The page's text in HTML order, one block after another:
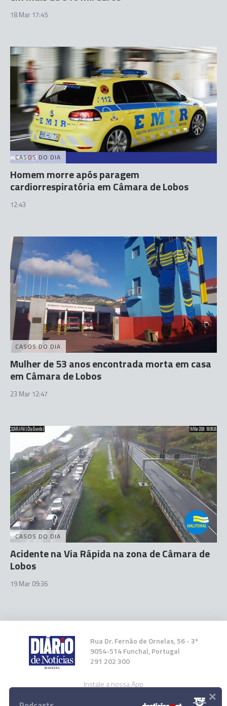
18 Mar 17:45
CASOS DO DIA
Homem morre após paragem
cardiorrespiratória em Câmara de Lobos
12:43
CASOS DO DIA
Mulher de 53 anos encontrada morta em casa
em Câmara de Lobos
23 Mar 12:47
CASOS DO DIA
Acidente na Via Rápida na zona de Câmara de
Lobos
19 Mar 09:36
Rua Dr. Fernão de Ornelas, 56 - 3º
9054-514 Funchal, Portugal
291 202 300
Instale a nossa App ×